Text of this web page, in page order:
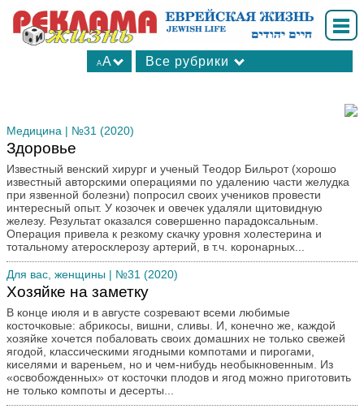
AA
А
Все рубрики
Интересные факты
Калейдоскоп
Книжные новинки
Культхроники
Личности в истории
Медицина
Мнения
Мода
Молодежная страница
Новости
Письмо в редакцию
По страницам романа
Медицина | №31 (2020)
Здоровье
Известный венский хирург и ученый Теодор Бильрот (хорошо
известный авторскими операциями по удалению части желудка
при язвенной болезни) попросил своих учеников провести
интересный опыт. У козочек и овечек удаляли щитовидную
железу. Результат оказался совершенно парадоксальным.
Операция привела к резкому скачку уровня холестерина и
тотальному атеросклерозу артерий, в т.ч. коронарных...
Для вас, женщины | №31 (2020)
Хозяйке на заметку
В конце июля и в августе созревают всеми любимые
косточковые: абрикосы, вишни, сливы. И, конечно же, каждой
хозяйке хочется побаловать своих домашних не только свежей
ягодой, классическими ягодными компотами и пирогами,
киселями и вареньем, но и чем-нибудь необыкновенным. Из
«освобожденных» от косточки плодов и ягод можно приготовить
не только компоты и десерты...